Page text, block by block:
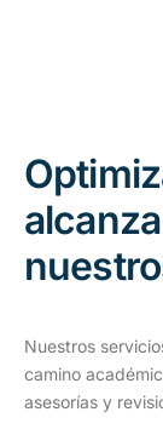
Nuestros
camino
asesorías y